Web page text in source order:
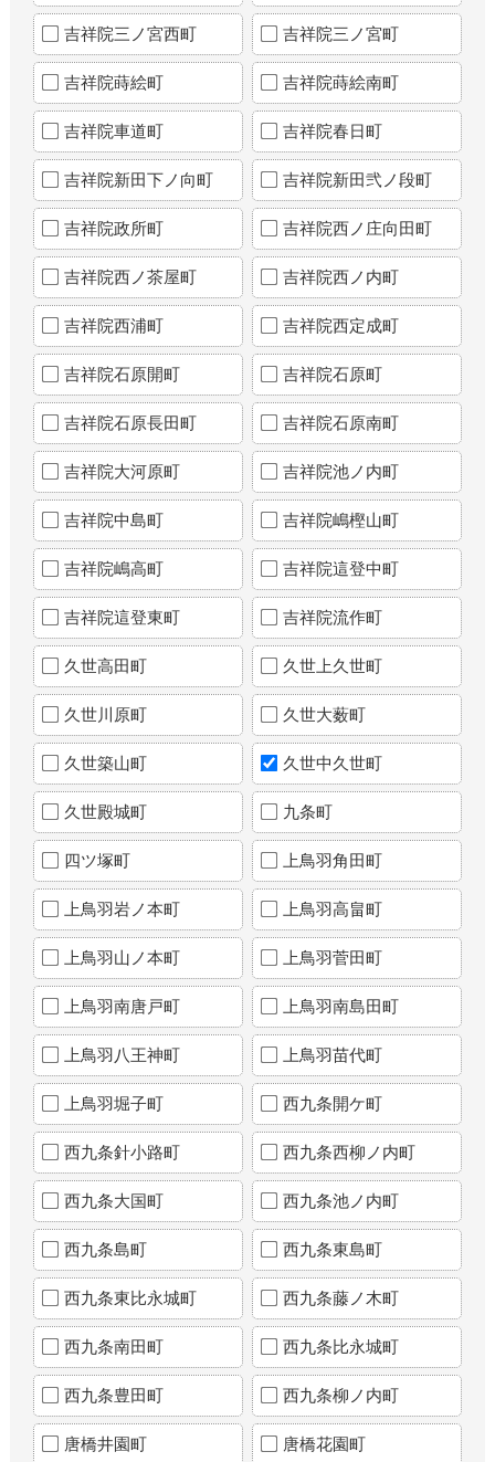
吉祥院三ノ宮西町 吉祥院三ノ宮町
吉祥院蒔絵町 吉祥院蒔絵南町
吉祥院車道町 吉祥院春日町
吉祥院新田下ノ向町 吉祥院新田弐ノ段町
吉祥院政所町 吉祥院西ノ庄向田町
吉祥院西ノ茶屋町 吉祥院西ノ内町
吉祥院西浦町 吉祥院西定成町
吉祥院石原開町 吉祥院石原町
吉祥院石原長田町 吉祥院石原南町
吉祥院大河原町 吉祥院池ノ内町
吉祥院中島町 吉祥院嶋樫山町
吉祥院嶋高町 吉祥院這登中町
吉祥院這登東町 吉祥院流作町
久世高田町 久世上久世町
久世川原町 久世大薮町
久世築山町 久世中久世町
久世殿城町 九条町
四ツ塚町 上鳥羽角田町
上鳥羽岩ノ本町 上鳥羽高畠町
上鳥羽山ノ本町 上鳥羽菅田町
上鳥羽南唐戸町 上鳥羽南島田町
上鳥羽八王神町 上鳥羽苗代町
上鳥羽堀子町 西九条開ケ町
西九条針小路町 西九条西柳ノ内町
西九条大国町 西九条池ノ内町
西九条島町 西九条東島町
西九条東比永城町 西九条藤ノ木町
西九条南田町 西九条比永城町
西九条豊田町 西九条柳ノ内町
唐橋井園町 唐橋花園町